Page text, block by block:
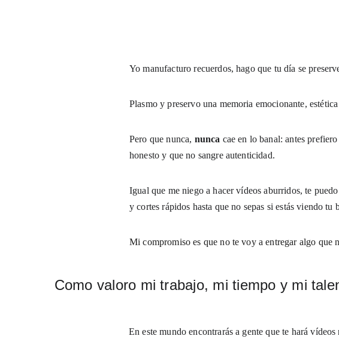
Yo manufacturo recuerdos, hago que tu día se
Plasmo y preservo una memoria emocionante,
Pero que nunca, nunca cae en lo banal: antes
honesto y que no sangre autenticidad.
Igual que me niego a hacer vídeos aburridos, te
y cortes rápidos hasta que no sepas si estás viendo tu
Mi compromiso es que no te voy a entregar algo que
En este mundo encontrarás a gente que te hará
Como valoro mi trabajo, mi tiempo y mi